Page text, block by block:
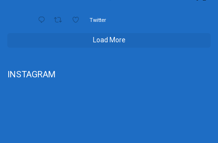
Twitter
Load More
INSTAGRAM